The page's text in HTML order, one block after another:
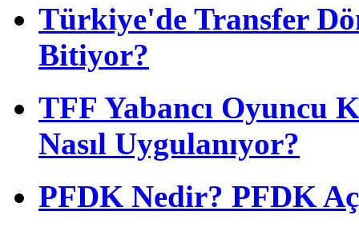
Türkiye'de Transfer
Bitiyor?
TFF Yabancı Oyuncu
Nasıl Uygulanıyor?
PFDK Nedir? PFDK